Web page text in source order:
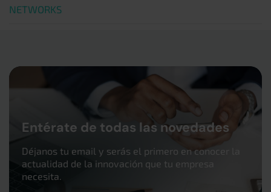
NETWORKS
Entérate de todas las novedades
Déjanos tu email y serás el primero en conocer la
actualidad de la innovación que tu empresa
necesita.